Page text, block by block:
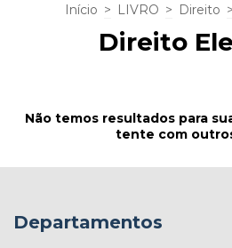
Início > LIVRO > Direito >
Direito
Não temos resultados para
tente com
Departamentos